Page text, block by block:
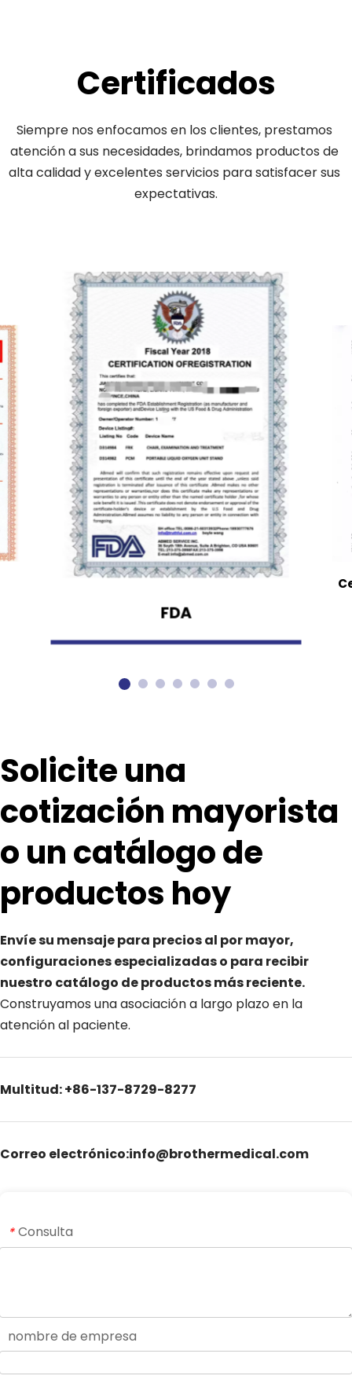
Certificados
Siempre nos enfocamos en los clientes, prestamos
atención a sus necesidades, brindamos productos de
alta calidad y excelentes servicios para satisfacer sus
expectativas.
FDA
Solicite una
cotización mayorista
o un catálogo de
productos hoy
Envíe su mensaje para precios al por mayor,
configuraciones especializadas o para recibir
Construyamos una asociación a largo plazo en la
atención al paciente.
Multitud: +86-137-8729-8277
Correo electrónico:info@brothermedical.com
* Consulta
nombre de empresa